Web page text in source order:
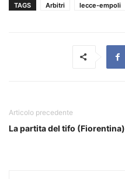
TAGS Arbitri lecce-empoli
Articolo precedente
La partita del tifo (Fiorentina)